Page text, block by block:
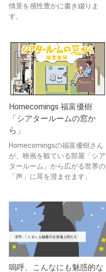
情景を感性豊かに書き綴りま
す。
Homecomings 福富優樹
「シアタールームの窓か
ら」
Homecomingsの福富優樹さん
が、映画を観ている部屋「シア
タールーム」から広がる世界の
「声」に耳を澄ませます。
嗚呼、こんなにも魅惑的な